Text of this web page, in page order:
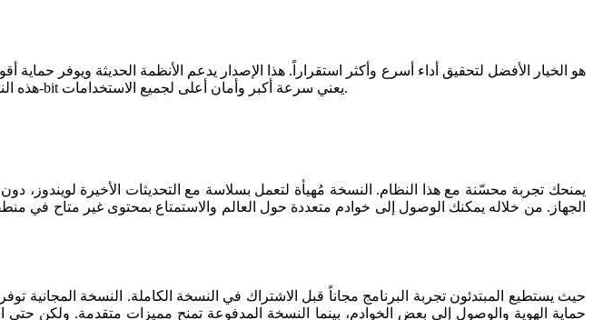
هذه النسخة، يصبح التصفح أكثر سلاسة، كما يمكن التعامل مع الملفات الكبيرة والاتصالات الثقيلة بسهولة. اختيار 64-bit يعني سرعة أكبر وأمان أعلى لجميع الاستخدامات.
الجهاز. من خلاله يمكنك الوصول إلى خوادم متعددة حول العالم والاستمتاع بمحتوى غير متاح في
حماية الهوية والوصول إلى بعض الخوادم، بينما النسخة المدفوعة تمنح مميزات متقدمة. ولكن